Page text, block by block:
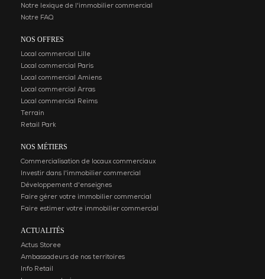
Notre lexique de l'immobilier commercial
Notre FAQ
NOS OFFRES
Local commercial Lille
Local commercial Paris
Local commercial Amiens
Local commercial Arras
Local commercial Reims
Terrain
Retail Park
NOS MÉTIERS
Commercialisation de locaux commerciaux
Investir dans l'immobilier commercial
Développement d'enseignes
Faire gérer votre immobilier commercial
Faire estimer votre immobilier commercial
ACTUALITÉS
Actus Storee
Ambassadeurs de nos territoires
Info Retail